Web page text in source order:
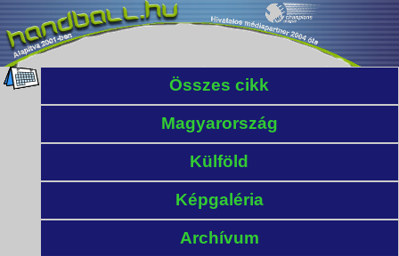
Összes cikk
Magyarország
Külföld
Képgaléria
Archívum